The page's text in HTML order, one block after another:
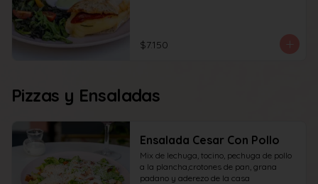
$7.150
Pizzas y Ensaladas
Ensalada Cesar Con Pollo
Mix de lechuga, tocino, pechuga de pollo
a la plancha,crotones de pan, grana
padano y aderezo de la casa